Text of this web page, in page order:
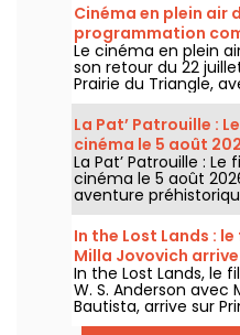
Cinéma en plein air
programmation
Le cinéma en plein
son retour du 22
Prairie du Triangle,
gratuites par jour, à
35e édition, le
thème “L’appel de
programmation
La Pat’ Patrouille :
cinéma le 5 août
La Pat’ Patrouille :
cinéma le 5 août
aventure
équipe.
In the Lost Lands :
Milla Jovovich
In the Lost Lands, le
W. S. Anderson avec
Bautista, arrive sur
2026.